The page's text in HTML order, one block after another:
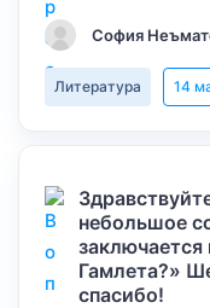
София
Литература 14
небольшое
заключается
Гамлета?»
спасибо!